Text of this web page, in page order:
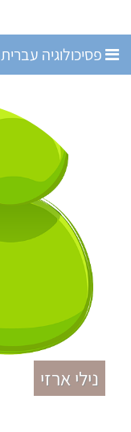
פסיכולוגיה עברית
נילי ארזי